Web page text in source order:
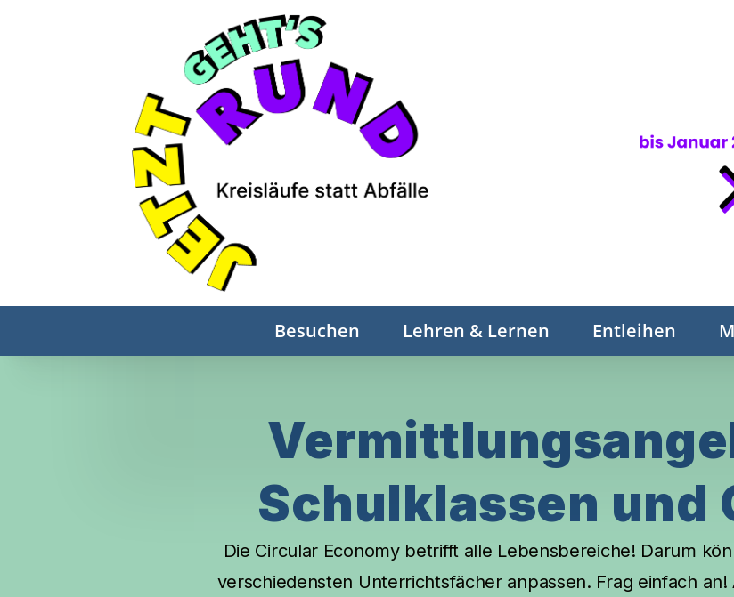
Besuchen Lehren & Lernen Entleihen
Schulklassen und
Die Circular Economy betrifft alle Lebensbereiche! Darum
verschiedensten Unterrichtsfächer anpassen. Frag einfach